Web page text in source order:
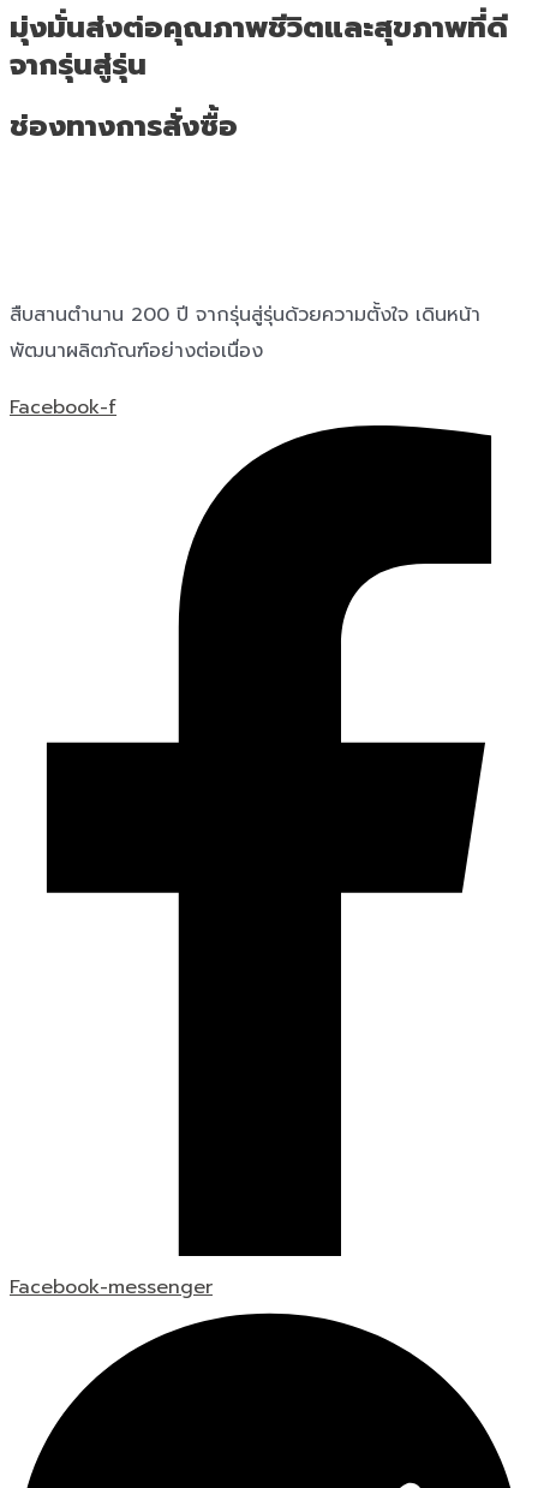
มุ่งมั่นส่งต่อคุณภาพชีวิตและสุขภาพที่ดี
จากรุ่นสู่รุ่น
ช่องทางการสั่งซื้อ
สืบสานตำนาน 200 ปี จากรุ่นสู่รุ่นด้วยความตั้งใจ เดินหน้า
พัฒนาผลิตภัณฑ์อย่างต่อเนื่อง
Facebook-f
Facebook-messenger